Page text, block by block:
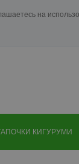
на
КИГУРУМИ